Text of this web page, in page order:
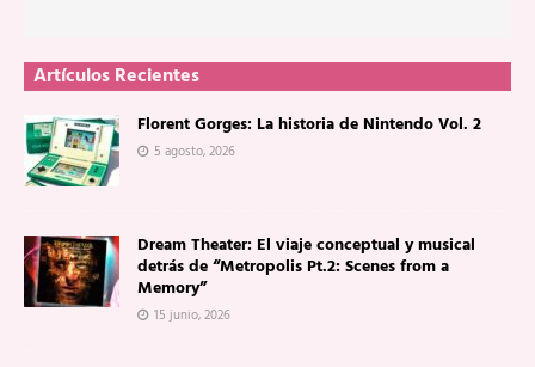
Artículos Recientes
Florent Gorges: La historia de Nintendo Vol. 2
5 agosto, 2026
Dream Theater: El viaje conceptual y musical
detrás de “Metropolis Pt.2: Scenes from a
Memory”
15 junio, 2026